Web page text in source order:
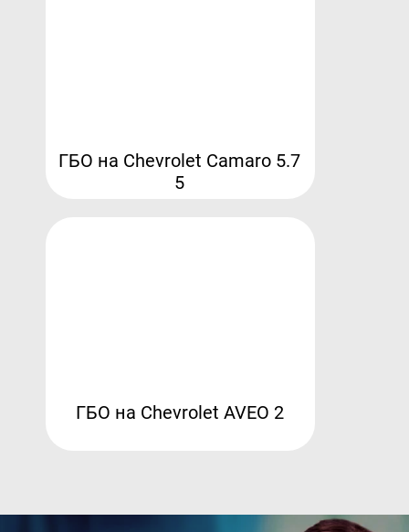
ГБО на Chevrolet Camaro 5.7
5
ГБО на Chevrolet AVEO 2